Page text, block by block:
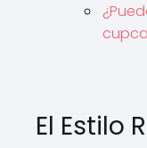
El Estilo